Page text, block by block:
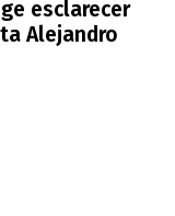
esclarecer
Alejandro